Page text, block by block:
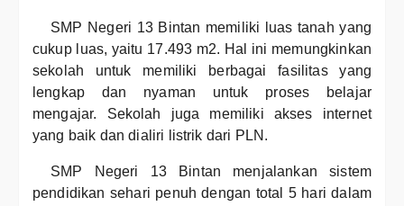
SMP Negeri 13 Bintan memiliki luas tanah yang
cukup luas, yaitu 17.493 m2. Hal ini memungkinkan
sekolah untuk memiliki berbagai fasilitas yang
lengkap dan nyaman untuk proses belajar
mengajar. Sekolah juga memiliki akses internet
yang baik dan dialiri listrik dari PLN.
SMP Negeri 13 Bintan menjalankan sistem
pendidikan sehari penuh dengan total 5 hari dalam